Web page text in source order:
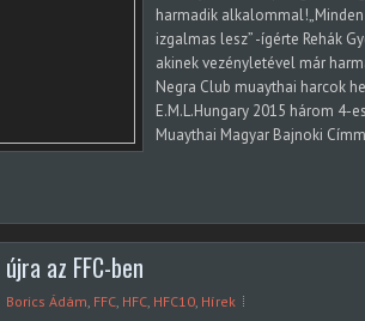
harmadik
izgalmas lesz” -ígérte Rehák
akinek vezényletével már
Negra Club muaythai harcok
E.M.L.Hungary 2015 három 4-
Muaythai Magyar Bajnoki
az FFC-ben
Borics Ádám, FFC, HFC, HFC10, Hírek